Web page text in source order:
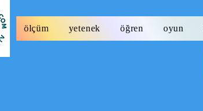
ölçüm yetenek öğren oyun